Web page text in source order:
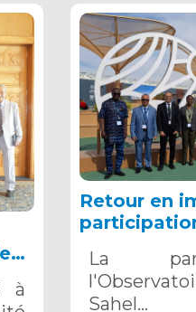
à
Retour en
2024 à
Saoudite
La
Sahel…